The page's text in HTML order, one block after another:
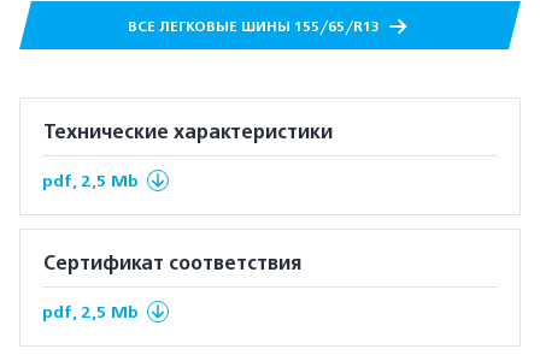
ВСЕ ЛЕГКОВЫЕ ШИНЫ 155/65/R13
Технические характеристики
pdf, 2,5 Mb
Сертификат соответствия
pdf, 2,5 Mb